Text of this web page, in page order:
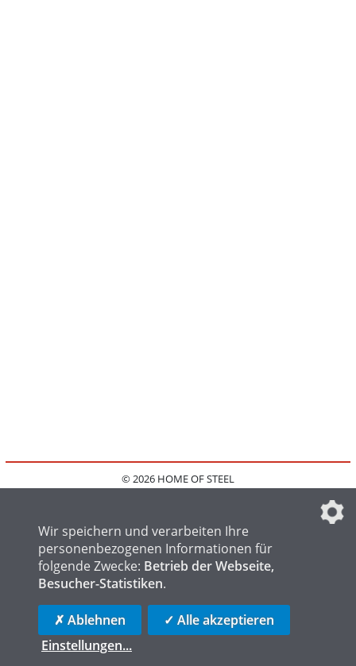
© 2026 HOME OF STEEL
IMPRESSUM
FAQ
DATENSCHUTZEINSTELLUNGEN
HOME OF LOGISTICS
Wir speichern und verarbeiten Ihre
personenbezogenen Informationen für
folgende Zwecke: Betrieb der Webseite,
Besucher-Statistiken.
✗ Ablehnen
✓ Alle akzeptieren
Einstellungen...